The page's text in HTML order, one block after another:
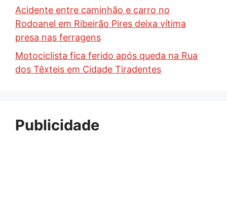
Acidente entre caminhão e carro no
Rodoanel em Ribeirão Pires deixa vítima
presa nas ferragens
Motociclista fica ferido após queda na Rua
dos Têxteis em Cidade Tiradentes
Publicidade